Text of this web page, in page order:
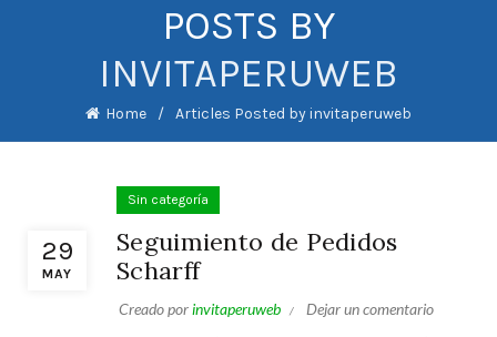
POSTS BY
INVITAPERUWEB
Home Articles Posted by invitaperuweb
29
MAY
Sin categoría
Seguimiento de Pedidos
Scharff
Creado porinvitaperuweb
Dejar un comentario